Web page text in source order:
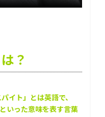
？
イト」とは英語で、
いった意味を表す言葉